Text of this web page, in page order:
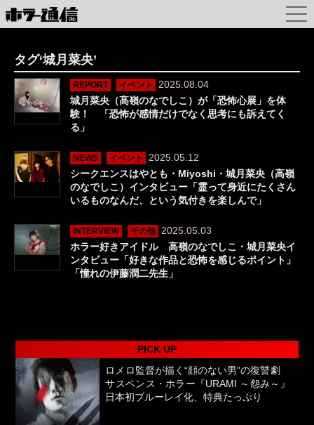
タグ‘城月菜央’
REPORT イベント
2025.08.04
城月菜央（高嶺のなでしこ）が「恐怖心展」を体
験！ 「恐怖が感情だけでなく思考にも訴えてく
る」
NEWS イベント
2025.05.12
シークエンスはやとも・Miyoshi・城月菜央（高嶺
のなでしこ）インタビュー「霊って身近にたくさん
いるものなんだ、という気付きを楽しんで」
INTERVIEW その他
2025.05.03
ホラー好きアイドル 高嶺のなでしこ・城月菜央イ
ンタビュー「好きな作品と恐怖を感じるポイント」
「憧れの伊藤潤二先生」
PICK UP
ロメロ監督が描く“顔のない男”の復讐劇
サスペンス・ホラー『URAMI ～怨み～』
日本初ブルーレイ化、特典たっぷり